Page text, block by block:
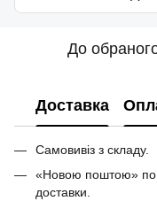
До
Доставка
Самовивіз з складу.
«Новою поштою» по
доставки.